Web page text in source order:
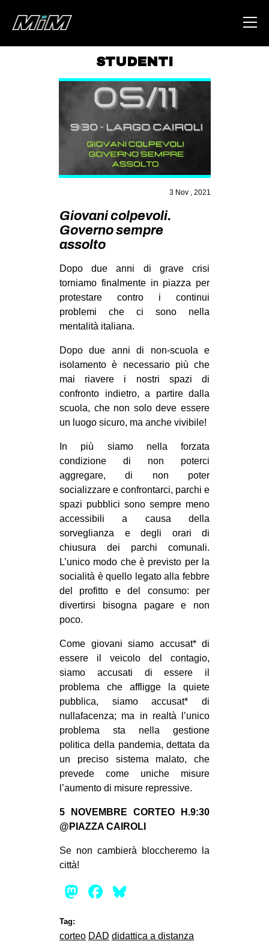
ABOUT
AREA
DEGENERAZIONE
GAZA FREESTYLE
CSOA LAMBRETTA
MSM
STUDENTI TSUNAMI
MOBILITAZIONI
SPAZI
MOVIMENTI
AMBIENTE
ANTIFASCISMO
DIRITTO ALL’ABITARE
GENERI
MIGRAZIONI
PRECARIATO
REPRESSIONE
CULTURE
ARTE
CINEMA
MANIFESTI
RECENSIONI
INTERNAZIONALE
AFRICA
AMERICHE
ESTREMO ORIENTE
EUROPA
MEDIO ORIENTE
EVENTI
in
bsky
STUDENTI
3 Nov , 2021
Giovani colpevoli.
Governo sempre
assolto
Dopo due anni di grave crisi
torniamo finalmente in piazza per
protestare contro i continui
problemi che ci sono nella
mentalità italiana.
Dopo due anni di non-scuola e
isolamento è necessario più che
mai riavere i nostri spazi di
confronto indietro, a partire dalla
scuola, che non solo deve essere
un luogo sicuro, ma anche vivibile!
In più siamo nella forzata
condizione di non poterci
aggregare, di non poter
socializzare e confrontarci, parchi e
spazi pubblici sono sempre meno
accessibili a causa della
sorveglianza e degli orari di
chiusura dei parchi comunali.
L’unico modo che è previsto per la
socialità è quello legato alla febbre
del profitto e del consumo: per
divertirsi bisogna pagare e non
poco.
Come giovani siamo accusat* di
essere il veicolo del contagio,
siamo accusati di essere il
problema che affligge la quiete
pubblica, siamo accusat* di
nullafacenza; ma in realtà l’unico
problema sta nella gestione
politica della pandemia, dettata da
un preciso sistema malato, che
prevede come uniche misure
l’aumento di misure repressive.
5 NOVEMBRE CORTEO H.9:30
@PIAZZA CAIROLI
Se non cambierà bloccheremo la
città!
Mastodon
Facebook
Tag:
corteo DAD didattica a distanza